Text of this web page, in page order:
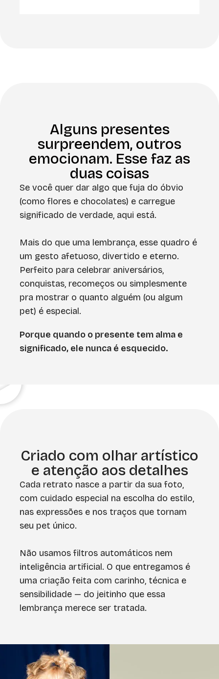
Alguns presentes
surpreendem, outros
emocionam. Esse faz as
duas coisas
Se você quer dar algo que fuja do óbvio
(como flores e chocolates) e carregue
significado de verdade, aqui está.
Mais do que uma lembrança, esse quadro é
um gesto afetuoso, divertido e eterno.
Perfeito para celebrar aniversários,
conquistas, recomeços ou simplesmente
pra mostrar o quanto alguém (ou algum
pet) é especial.
Porque quando o presente tem alma e
significado, ele nunca é esquecido.
Criado com olhar artístico
e atenção aos detalhes
Cada retrato nasce a partir da sua foto,
com cuidado especial na escolha do estilo,
nas expressões e nos traços que tornam
seu pet único.
Não usamos filtros automáticos nem
inteligência artificial. O que entregamos é
uma criação feita com carinho, técnica e
sensibilidade — do jeitinho que essa
lembrança merece ser tratada.